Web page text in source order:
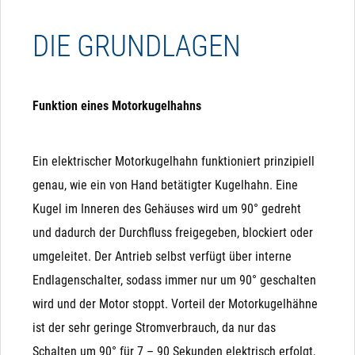
sie keine Magnetventile verwenden und lieber auf
Partikel im Medium: Schmutz, Sand, Äste, ... können
sich zwischen Membrane und Sitz setzen und sorgen
dafür, dass das Ventil nicht mehr ausreichend dicht
schließt. Daher bitte immer einen Filter davor
verbauen, wenn Partikel zu befürchten sind.
Richtungskontrolle
Die Variante Richtungskontrolle benötigt ebenfalls 3
Adern, wobei hier nur "-" oder "N" permanent anliegen
mithilfe einer drehbaren Kugel mit einer Bohrung
pneumatischen Antrieb automatisiert werden.
DIE GRUNDLAGEN
Funktion eines Motorkugelhahns
Ein elektrischer Motorkugelhahn funktioniert prinzipiell
genau, wie ein von Hand betätigter Kugelhahn. Eine
Kugel im Inneren des Gehäuses wird um 90° gedreht
und dadurch der Durchfluss freigegeben, blockiert oder
umgeleitet. Der Antrieb selbst verfügt über interne
Endlagenschalter, sodass immer nur um 90° geschalten
wird und der Motor stoppt. Vorteil der Motorkugelhähne
ist der sehr geringe Stromverbrauch, da nur das
Schalten um 90° für 7 – 90 Sekunden elektrisch erfolgt,